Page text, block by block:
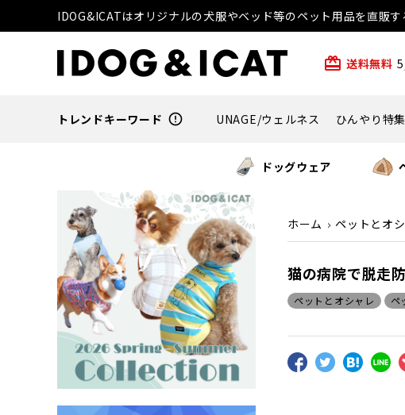
IDOG&ICATはオリジナルの犬服やベッド等のペット用品を直販す
card_giftcard 送料無料
トレンドキーワード error_outline UNAGE/ウェルネス ひんやり特集
ドッグウェア
ホーム ペットとオ
猫の病院で脱走
ペットとオシャレ ペ